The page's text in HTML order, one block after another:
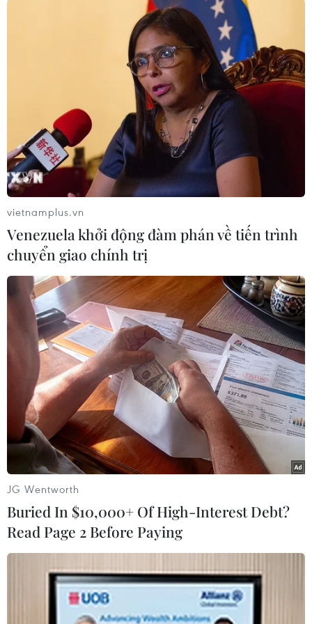
#tội phạm
#truy nã
#hình sự #công an
#vụ án
#pháp luật #pháp đình
#xã hội
#chính trị #VietnamPlus
#Vietnam
Iran Iraq Syria
Theo dõi VietnamPlus
TIN LIÊN QUAN
Thông tin về thủ lĩnh IS Abu
Bakr al-Baghdadi
17/06/2017 08:01
Bộ Quốc phòng Nga tuyên bố nước này đã tiêu diệt
được thủ lĩnh Abu Bakr al-Baghdadi của nhóm IS trong
vietnamplus.vn
Venezuela khởi động đàm phán về tiến trình
chuyển giao chính trị
JG Wentworth
Buried In $10,000+ Of High-Interest Debt?
Read Page 2 Before Paying